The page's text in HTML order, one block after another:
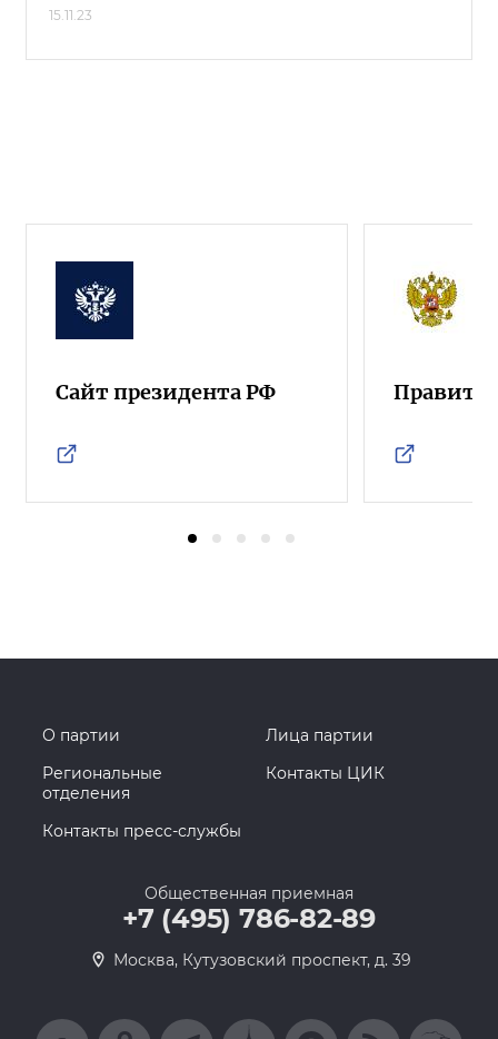
15.11.23
Сайт президента РФ
О партии
Лица партии
Региональные
отделения
Контакты ЦИК
Контакты пресс-службы
Общественная приемная
+7 (495) 786-82-89
Москва, Кутузовский проспект, д. 39